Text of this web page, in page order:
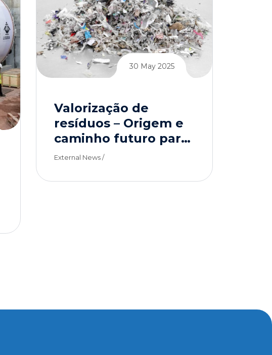
30 May 2025
Valorização de
resíduos – Origem e
caminho futuro para
maior eficiência
External News /